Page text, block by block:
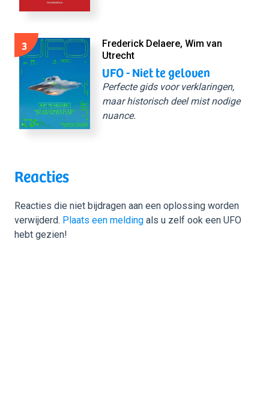
3
Frederick Delaere, Wim van
Utrecht
UFO - Niet te geloven
Perfecte gids voor verklaringen,
maar historisch deel mist nodige
nuance.
Reacties
Reacties die niet bijdragen aan een oplossing worden
verwijderd. Plaats een melding als u zelf ook een UFO
hebt gezien!